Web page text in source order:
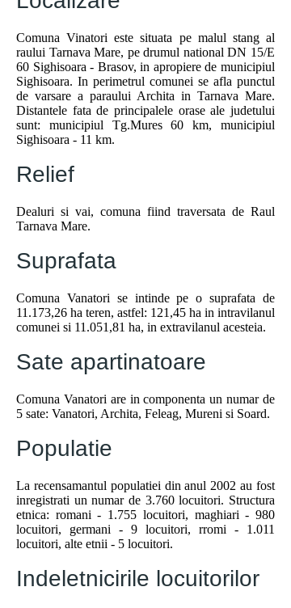
Comuna Vinatori este situata pe malul stang al
raului Tarnava Mare, pe drumul national DN 15/E
60 Sighisoara - Brasov, in apropiere de municipiul
Sighisoara. In perimetrul comunei se afla punctul
de varsare a paraului Archita in Tarnava Mare.
Distantele fata de principalele orase ale judetului
sunt: municipiul Tg.Mures 60 km, municipiul
Sighisoara - 11 km.
Relief
Dealuri si vai, comuna fiind traversata de Raul
Tarnava Mare.
Suprafata
Comuna Vanatori se intinde pe o suprafata de
11.173,26 ha teren, astfel: 121,45 ha in intravilanul
comunei si 11.051,81 ha, in extravilanul acesteia.
Sate apartinatoare
Comuna Vanatori are in componenta un numar de
5 sate: Vanatori, Archita, Feleag, Mureni si Soard.
Populatie
La recensamantul populatiei din anul 2002 au fost
inregistrati un numar de 3.760 locuitori. Structura
etnica: romani - 1.755 locuitori, maghiari - 980
locuitori, germani - 9 locuitori, rromi - 1.011
locuitori, alte etnii - 5 locuitori.
Indeletnicirile locuitorilor